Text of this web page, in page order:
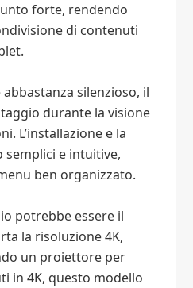
forte, rendendo
di contenuti
silenzioso, il
durante la visione
L’installazione e la
e intuitive,
ben organizzato.
potrebbe essere il
la risoluzione 4K,
un proiettore per
in 4K, questo modello